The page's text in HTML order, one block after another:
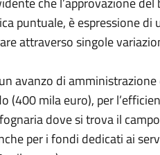
puntuale, è espressione di
attraverso singole
avanzo di
(400 mila euro), per
dove si trova il
per i fondi dedicati ai